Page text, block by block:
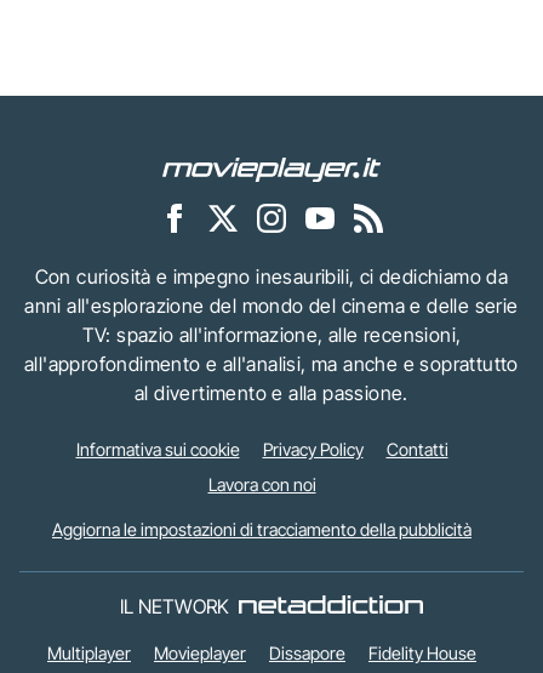
Con curiosità e impegno inesauribili, ci dedichiamo da
anni all'esplorazione del mondo del cinema e delle serie
TV: spazio all'informazione, alle recensioni,
all'approfondimento e all'analisi, ma anche e soprattutto
al divertimento e alla passione.
Informativa sui cookie Privacy Policy
Contatti
Lavora con noi
Aggiorna le impostazioni di tracciamento della pubblicità
IL NETWORK
Multiplayer Movieplayer Dissapore Fidelity House